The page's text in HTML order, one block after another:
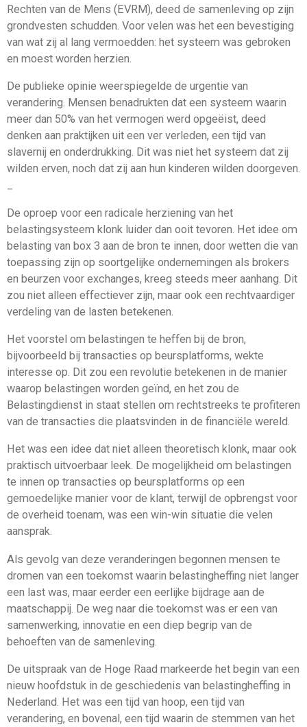
Rechten van de Mens (EVRM), deed de samenleving op zijn
grondvesten schudden. Voor velen was het een bevestiging
van wat zij al lang vermoedden: het systeem was gebroken
en moest worden herzien.
De publieke opinie weerspiegelde de urgentie van
verandering. Mensen benadrukten dat een systeem waarin
meer dan 50% van het vermogen werd opgeëist, deed
denken aan praktijken uit een ver verleden, een tijd van
slavernij en onderdrukking. Dit was niet het systeem dat zij
wilden erven, noch dat zij aan hun kinderen wilden doorgeven.​
De oproep voor een radicale herziening van het
belastingsysteem klonk luider dan ooit tevoren. Het idee om
belasting van box 3 aan de bron te innen, door wetten die van
toepassing zijn op soortgelijke ondernemingen als brokers
en beurzen voor exchanges, kreeg steeds meer aanhang. Dit
zou niet alleen effectiever zijn, maar ook een rechtvaardiger
verdeling van de lasten betekenen.
Het voorstel om belastingen te heffen bij de bron,
bijvoorbeeld bij transacties op beursplatforms, wekte
interesse op. Dit zou een revolutie betekenen in de manier
waarop belastingen worden geïnd, en het zou de
Belastingdienst in staat stellen om rechtstreeks te profiteren
van de transacties die plaatsvinden in de financiële wereld.
Het was een idee dat niet alleen theoretisch klonk, maar ook
praktisch uitvoerbaar leek. De mogelijkheid om belastingen
te innen op transacties op beursplatforms op een
gemoedelijke manier voor de klant, terwijl de opbrengst voor
de overheid toenam, was een win-win situatie die velen
aansprak.
Als gevolg van deze veranderingen begonnen mensen te
dromen van een toekomst waarin belastingheffing niet langer
een last was, maar eerder een eerlijke bijdrage aan de
maatschappij. De weg naar die toekomst was er een van
samenwerking, innovatie en een diep begrip van de
behoeften van de samenleving.
De uitspraak van de Hoge Raad markeerde het begin van een
nieuw hoofdstuk in de geschiedenis van belastingheffing in
Nederland. Het was een tijd van hoop, een tijd van
verandering, en bovenal, een tijd waarin de stemmen van het